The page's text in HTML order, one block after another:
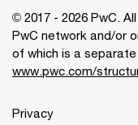
© 2017 - 2026 PwC.
PwC network and/or
of which is a
www.pwc.com/
Privacy